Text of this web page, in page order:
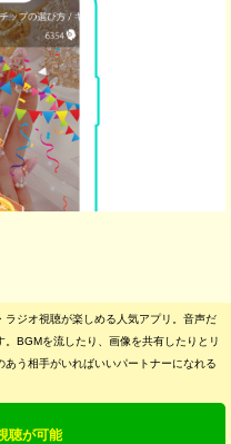
ジオ視聴が楽しめる人気アプリ。音声だ
BGMを流したり、画像を共有したりとリ
う相手がいればいいパートナーになれる
聴が可能